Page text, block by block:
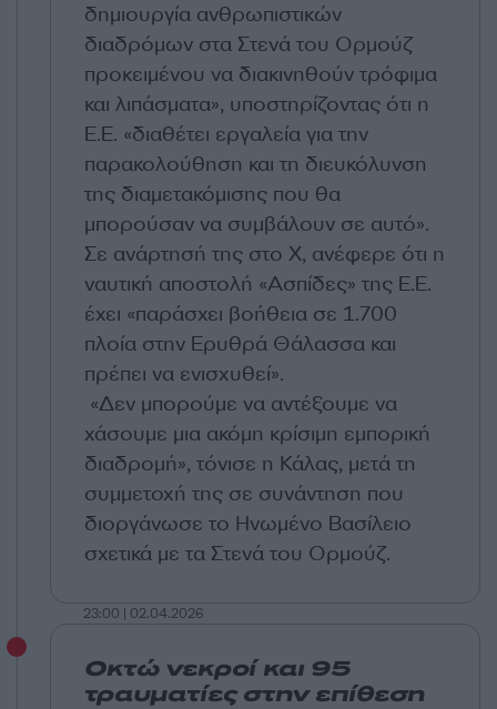
δημιουργία ανθρωπιστικών
διαδρόμων στα Στενά του Ορμούζ
προκειμένου να διακινηθούν τρόφιμα
και λιπάσματα», υποστηρίζοντας ότι η
Ε.Ε. «διαθέτει εργαλεία για την
παρακολούθηση και τη διευκόλυνση
της διαμετακόμισης που θα
μπορούσαν να συμβάλουν σε αυτό».
Σε ανάρτησή της στο X, ανέφερε ότι η
ναυτική αποστολή «Ασπίδες» της Ε.Ε.
έχει «παράσχει βοήθεια σε 1.700
πλοία στην Ερυθρά Θάλασσα και
πρέπει να ενισχυθεί».
«Δεν μπορούμε να αντέξουμε να
χάσουμε μια ακόμη κρίσιμη εμπορική
διαδρομή», τόνισε η Κάλας, μετά τη
συμμετοχή της σε συνάντηση που
διοργάνωσε το Ηνωμένο Βασίλειο
σχετικά με τα Στενά του Ορμούζ.
23:00 | 02.04.2026
Οκτώ νεκροί και 95
τραυματίες στην επίθεση